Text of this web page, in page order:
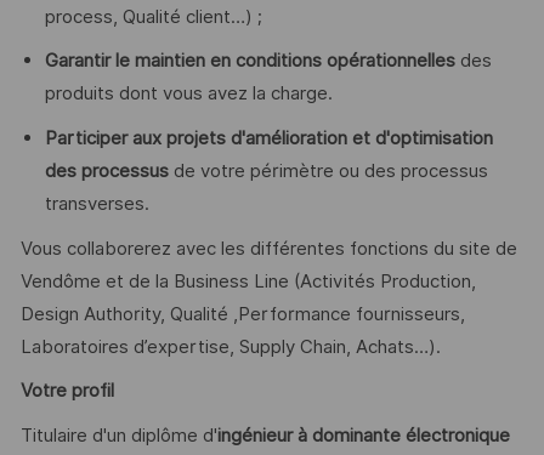
process, Qualité client…) ;
Garantir le maintien en conditions opérationnellesdes
produits dont vous avez la charge.
Participer aux projets d'amélioration et d'optimisation
des processusde votre périmètre ou des processus
transverses.
Vous collaborerez avec les différentes fonctions du site de
Vendôme et de la Business Line (Activités Production,
Design Authority, Qualité ,Performance fournisseurs,
Laboratoires d’expertise, Supply Chain, Achats…).
Votre profil
Titulaire d'un diplôme d'ingénieur à dominante électronique